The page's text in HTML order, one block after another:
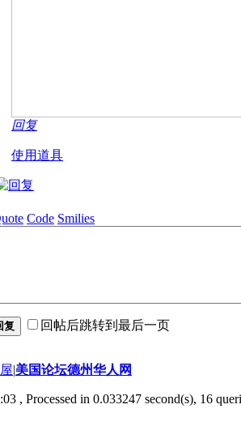
回复
使用道具
Code Smilies
复 回帖后跳转到最后一页
|美国论坛德州华人网
, Processed in 0.033247 second(s), 16